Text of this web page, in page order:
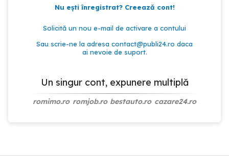
Nu ești înregistrat? Creează cont!
Solicită un nou e-mail de activare a contului
Sau scrie-ne la adresa contact@publi24.ro daca
ai nevoie de suport.
Un singur cont, expunere multiplă
romimo.ro romjob.ro bestauto.ro cazare24.ro